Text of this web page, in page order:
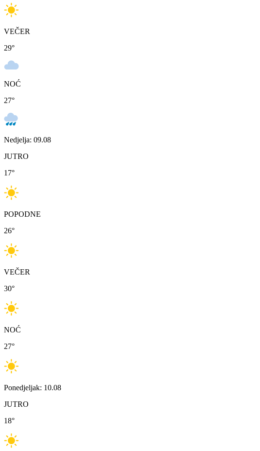
VEČER
29°
NOĆ
27°
Nedjelja: 09.08
JUTRO
17°
POPODNE
26°
VEČER
30°
NOĆ
27°
Ponedjeljak: 10.08
JUTRO
18°